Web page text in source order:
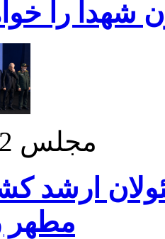
شهدا را
مجلس 12
ارشد
مطهر